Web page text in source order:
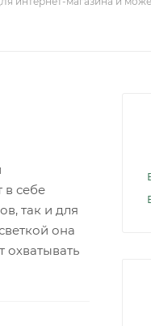
в себе
так и для
она
охватывать